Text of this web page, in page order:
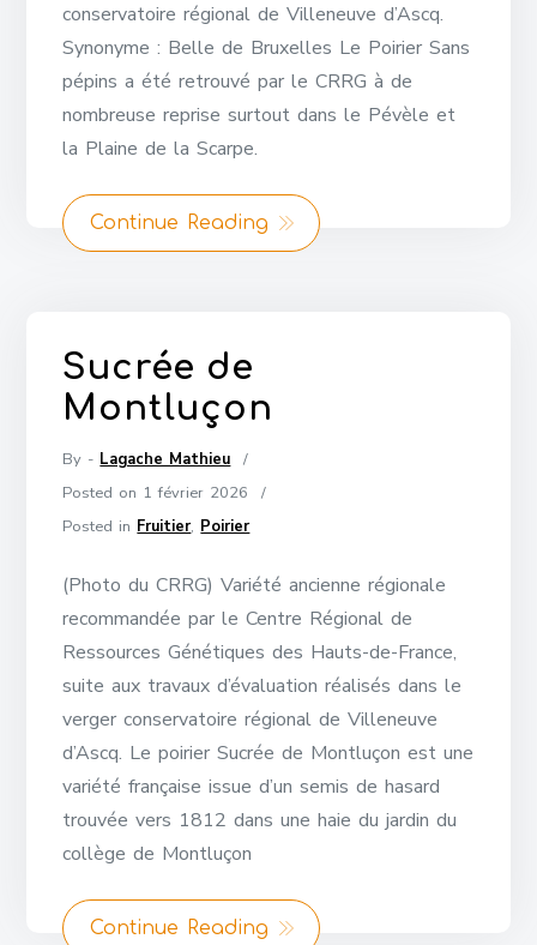
conservatoire régional de Villeneuve d’Ascq.
Synonyme : Belle de Bruxelles Le Poirier Sans
pépins a été retrouvé par le CRRG à de
nombreuse reprise surtout dans le Pévèle et
la Plaine de la Scarpe.
Continue Reading
Sucrée de
Montluçon
By - Lagache Mathieu
Posted on 1 février 2026
Posted in Fruitier, Poirier
(Photo du CRRG) Variété ancienne régionale
recommandée par le Centre Régional de
Ressources Génétiques des Hauts-de-France,
suite aux travaux d’évaluation réalisés dans le
verger conservatoire régional de Villeneuve
d’Ascq. Le poirier Sucrée de Montluçon est une
variété française issue d’un semis de hasard
trouvée vers 1812 dans une haie du jardin du
collège de Montluçon
Continue Reading